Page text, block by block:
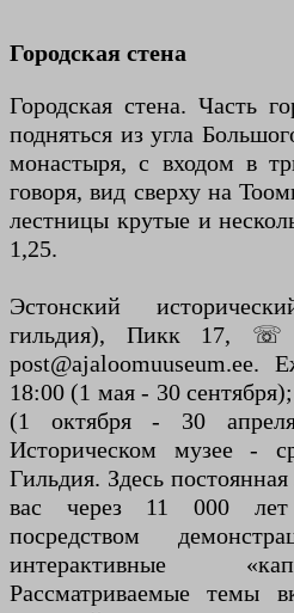
Городская стена
Городская стена. Часть
подняться из угла
монастыря, с входом в
говоря, вид сверху на
лестницы крутые и
1,25.
Эстонский
гильдия), Пикк 17,
post@ajaloomuuseum.ee.
18:00 (1 мая - 30
(1 октября - 30
Историческом музее -
Гильдия. Здесь
вас через 11 000 лет
посредством
интерактивные
Рассматриваемые темы